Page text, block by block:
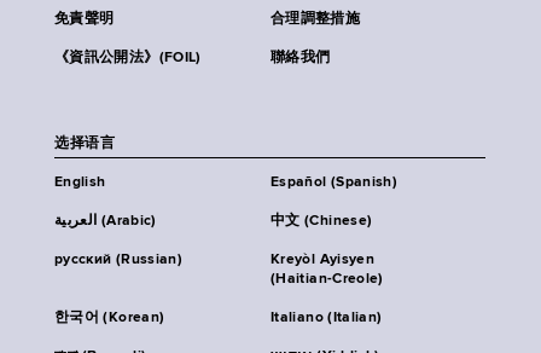
免責聲明 合理調整措施
《資訊公開法》(FOIL) 聯絡我們
选择语言
English Español (Spanish)
العربية (Arabic) 中文 (Chinese)
русский (Russian)
Kreyòl Ayisyen
(Haitian-Creole)
한국어 (Korean) Italiano (Italian)